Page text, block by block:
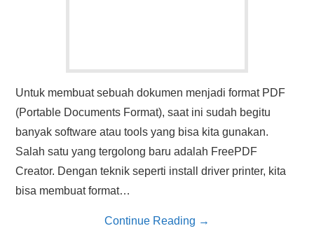
Untuk membuat sebuah dokumen menjadi format PDF
(Portable Documents Format), saat ini sudah begitu
banyak software atau tools yang bisa kita gunakan.
Salah satu yang tergolong baru adalah FreePDF
Creator. Dengan teknik seperti install driver printer, kita
bisa membuat format…
Continue Reading →